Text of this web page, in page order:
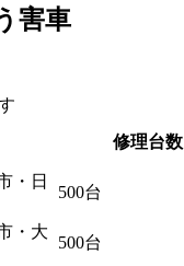
害車
修理台数
・日
500台
・大
500台